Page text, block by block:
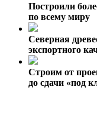
Построили
по всему миру
Северная
экспортного
Строим от
до сдачи «под